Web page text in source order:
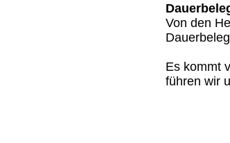
Von den
Es kommt
führen wir